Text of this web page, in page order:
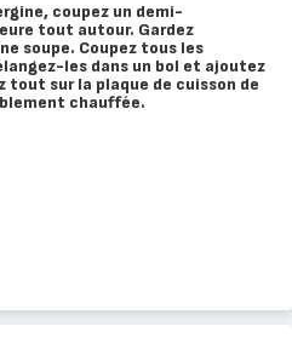
coupez un demi-
tout autour. Gardez
soupe. Coupez tous les
les dans un bol et ajoutez
sur la plaque de cuisson de
chauffée.